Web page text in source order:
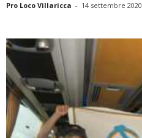
Pro Loco Villaricca - 14 settembre 2020